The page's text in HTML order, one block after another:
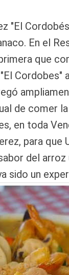
"El
En el
que
de comer
en toda
para que
del
sido un